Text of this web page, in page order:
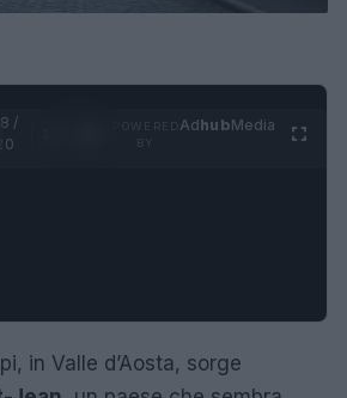
/
AdhubMedia
in Valle d’Aosta, sorge